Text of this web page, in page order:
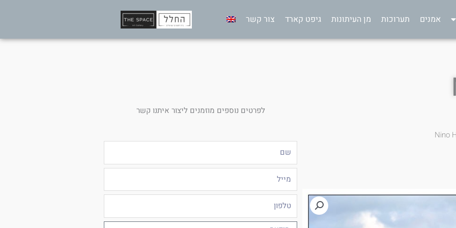
אמנים תערוכות מן העיתונות גיפט קארד צור קשר
Nino
לפרטים נוספים מוזמנים ליצור איתנו קשר
טלפון